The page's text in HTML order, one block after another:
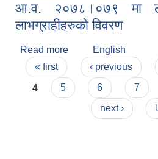
सुरक्षा भत्ता प्राप्त गर्ने
आ.व. २०७८।०७९ मा
लाभग्राहीहरुको विवरण
Read more about आ.व.
लाभग्राहीहरुको विवरण
English
Pages
« first ‹ previous
4
5 6 7
next ›